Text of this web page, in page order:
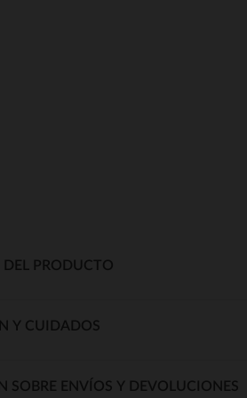
DEL PRODUCTO
Y CUIDADOS
SOBRE ENVÍOS Y DEVOLUCIONES